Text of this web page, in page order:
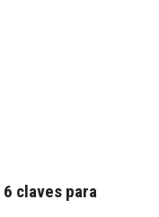
claves para